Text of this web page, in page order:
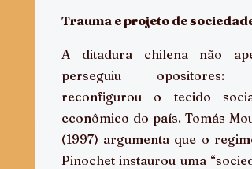
Trauma e projeto de sociedade
A ditadura chilena não
perseguiu opositores:
reconfigurou o tecido
econômico do país. Tomás
(1997) argumenta que o
Pinochet instaurou uma